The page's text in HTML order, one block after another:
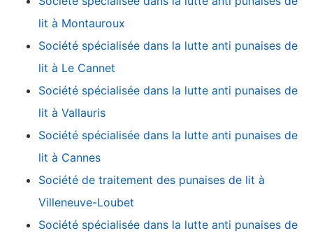
lit à Montauroux
Société spécialisée dans la lutte anti punaises de
lit à Le Cannet
Société spécialisée dans la lutte anti punaises de
lit à Vallauris
Société spécialisée dans la lutte anti punaises de
lit à Cannes
Société de traitement des punaises de lit à
Villeneuve-Loubet
Société spécialisée dans la lutte anti punaises de